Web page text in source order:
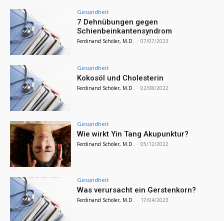
Gesundheit
7 Dehnübungen gegen
Schienbeinkantensyndrom
Ferdinand Schöler, M.D. - 07/07/2023
Gesundheit
Kokosöl und Cholesterin
Ferdinand Schöler, M.D. - 02/08/2022
Gesundheit
Wie wirkt Yin Tang Akupunktur?
Ferdinand Schöler, M.D. - 05/12/2022
Gesundheit
Was verursacht ein Gerstenkorn?
Ferdinand Schöler, M.D. - 17/04/2023